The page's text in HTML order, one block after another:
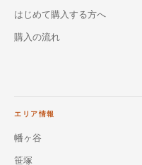
はじめて購入する方へ
購入の流れ
エリア情報
幡ヶ谷
笹塚